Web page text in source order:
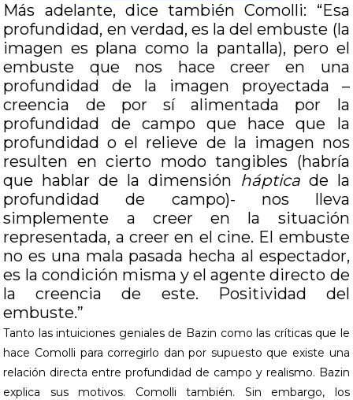
Más adelante, dice también Comolli: “Esa
profundidad, en verdad, es la del embuste (la
imagen es plana como la pantalla), pero el
embuste que nos hace creer en una
profundidad de la imagen proyectada –
creencia de por sí alimentada por la
profundidad de campo que hace que la
profundidad o el relieve de la imagen nos
resulten en cierto modo tangibles (habría
que hablar de la dimensión hápticade la
profundidad de campo)- nos lleva
simplemente a creer en la situación
representada, a creer en el cine. El embuste
no es una mala pasada hecha al espectador,
es la condición misma y el agente directo de
la creencia de este. Positividad del
embuste.”
Tanto las intuiciones geniales de Bazin como las críticas que le
hace Comolli para corregirlo dan por supuesto que existe una
relación directa entre profundidad de campo y realismo. Bazin
explica sus motivos. Comolli también. Sin embargo, los